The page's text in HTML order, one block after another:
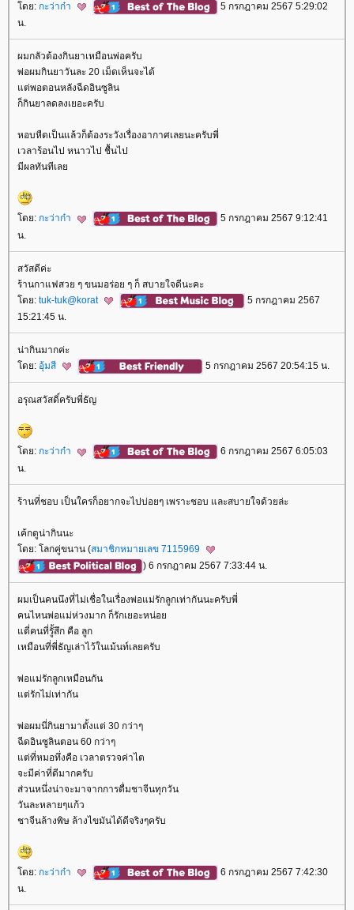
ดย: กะว่าก๋า
5 กรกฎาคม 2567 5:29:02
น.
ผมกลัวต้องกินยาเหมือนพ่อครับ
พ่อผมกินยาวันละ 20 เม็ดเห็นจะได้
ต่พอตอนหลังฉีดอินซูลิน
ก็กินยาลดลงเยอะครับ
หอบหืดเป็นแล้วก็ต้องระวังเรื่องอากาศเลยนะครับพี่
เวลาร้อนไป หนาวไป ชื้นไป
มีผลทันทีเล
ดย: กะว่าก๋า
5 กรกฎาคม 2567 9:12:41
น.
สวัสดีค่ะ
ร้านกาแฟสวย ๆ ขนมอร่อย ๆ ก็ สบายใจดีนะคะ
ดย: tuk-tuk@korat
5 กรกฎาคม 2567
15:21:45 น.
น่ากินมากค่ะ
ดย: อุ้มสี 5 กรกฎาคม 2567 20:54:15 น.
อรุณสวัสดิ์ครับพี่ธัญ
ดย: กะว่าก๋า
6 กรกฎาคม 2567 6:05:03
น.
ร้านที่ชอบ เป็นใครก็อยากจะไปบ่อยๆ เพราะชอบ และสบายใจด้วยล่ะ
เค้กดูน่ากินนะ
ดย: โลกคู่ขนาน (สมาชิกหมายเลข 7115969
) 6 กรกฎาคม 2567 7:33:44 น.
ผมเป็นคนนึงที่ไม่เชื่อในเรื่องพ่อแม่รักลูกเท่ากันนะครับพี่
คนไหนพ่อแม่ห่วงมาก ก็รักเยอะหน่อ
ตี่คนที่รูั้สึก คือ ลูก
เหมือนที่พี่ธัญเล่าไว้ในเม้นท์เลยครับ
พ่อแม่รักลูกเหมือนกัน
ต่รักไม่เท่ากัน
พ่อผมนี่กินยามาตั้งแต่ 30 กว่าๆ
ฉีดอินซูลินตอน 60 กว่าๆ
ต่ที่หมอทึ่งคือ เวลาตรวจค่าไต
จะมีค่าที่ดีมากครับ
ส่วนหนึ่งน่าจะมาจากการดื่มชาจีนทุกวัน
วันละหลายๆแก้ว
ชาจีนล้างพิษ ล้างไขมันได้ดีจริงๆครับ
ดย: กะว่าก๋า
6 กรกฎาคม 2567 7:42:30
น.